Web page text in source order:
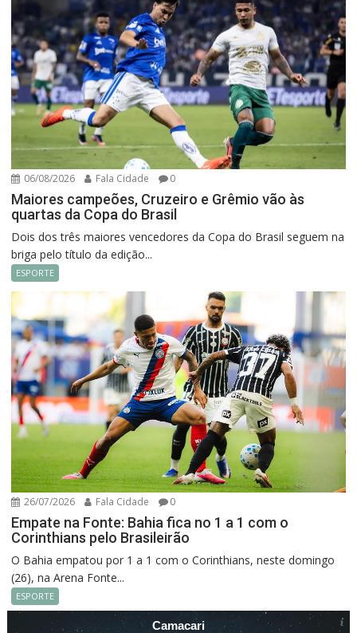
06/08/2026 Fala Cidade 0
Maiores campeões, Cruzeiro e Grêmio vão às
quartas da Copa do Brasil
Dois dos três maiores vencedores da Copa do Brasil seguem na
briga pelo título da edição...
ESPORTE
26/07/2026 Fala Cidade 0
Empate na Fonte: Bahia fica no 1 a 1 com o
Corinthians pelo Brasileirão
O Bahia empatou por 1 a 1 com o Corinthians, neste domingo
(26), na Arena Fonte...
ESPORTE
Camacari